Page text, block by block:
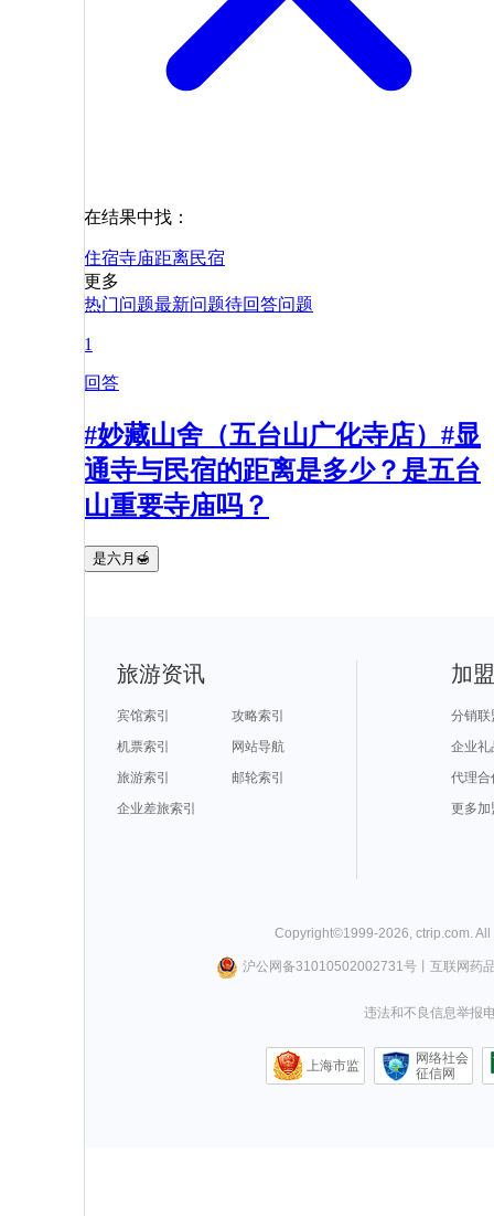
在结果中找：
住宿寺庙距离民宿
更多
热门问题最新问题待回答问题
1
回答
#妙藏山舍（五台山广化寺店）#显
通寺与民宿的距离是多少？是五台
山重要寺庙吗？
是六月🍯
旅游资讯
宾馆索引
攻略索引
机票索引
网站导航
旅游索引
邮轮索引
企业差旅索引
加
分销联
企业礼
代理合
更多加
Copyright©1999-2026 ctrip.com .
沪公网备31010502002731号丨 互联网药
违法和不良信息举报
上海市监
网络社会
征信网